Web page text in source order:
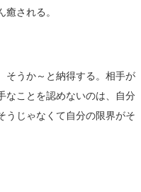
される。
そうか～と納得する。相手が
なことを認めないのは、自分
うじゃなくて自分の限界がそ